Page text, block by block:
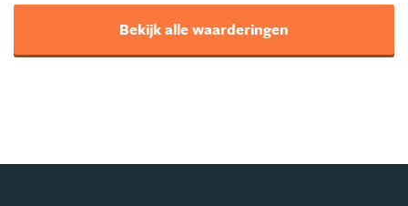
Bekijk alle waarderingen